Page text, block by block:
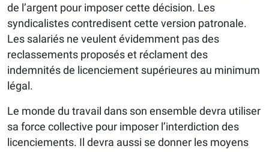
de l’argent pour imposer cette décision. Les
syndicalistes contredisent cette version patronale.
Les salariés ne veulent évidemment pas des
reclassements proposés et réclament des
indemnités de licenciement supérieures au minimum
légal.
Le monde du travail dans son ensemble devra utiliser
sa force collective pour imposer l’interdiction des
licenciements. Il devra aussi se donner les moyens